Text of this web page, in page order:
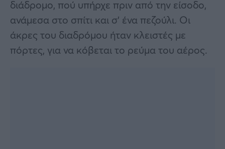
διάδρομο, πού υπήρχε πριν από την είσοδο,
ανάμεσα στο σπίτι και σ’ ένα πεζούλι. Οι
άκρες του διαδρόμου ήταν κλειστές με
πόρτες, για να κόβεται το ρεύμα του αέρος.